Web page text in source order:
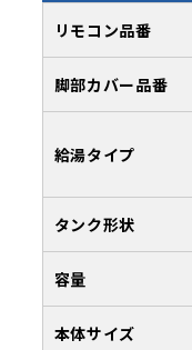
リモコン品番
脚部カバー品番
給湯タイプ
タンク形状
容量
本体サイズ